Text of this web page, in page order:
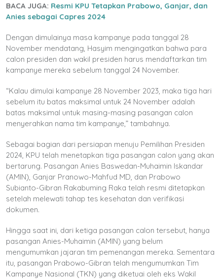
BACA JUGA: Resmi KPU Tetapkan Prabowo, Ganjar, dan
Anies sebagai Capres 2024
Dengan dimulainya masa kampanye pada tanggal 28
November mendatang, Hasyim mengingatkan bahwa para
calon presiden dan wakil presiden harus mendaftarkan tim
kampanye mereka sebelum tanggal 24 November.
“Kalau dimulai kampanye 28 November 2023, maka tiga hari
sebelum itu batas maksimal untuk 24 November adalah
batas maksimal untuk masing-masing pasangan calon
menyerahkan nama tim kampanye,” tambahnya.
Sebagai bagian dari persiapan menuju Pemilihan Presiden
2024, KPU telah menetapkan tiga pasangan calon yang akan
bertarung. Pasangan Anies Baswedan-Muhaimin Iskandar
(AMIN), Ganjar Pranowo-Mahfud MD, dan Prabowo
Subianto-Gibran Rakabuming Raka telah resmi ditetapkan
setelah melewati tahap tes kesehatan dan verifikasi
dokumen.
Hingga saat ini, dari ketiga pasangan calon tersebut, hanya
pasangan Anies-Muhaimin (AMIN) yang belum
mengumumkan jajaran tim pemenangan mereka. Sementara
itu, pasangan Prabowo-Gibran telah mengumumkan Tim
Kampanye Nasional (TKN) yang diketuai oleh eks Wakil